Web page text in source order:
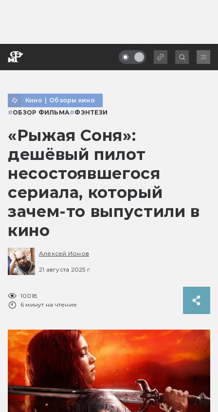
Кино | Обзоры кино
#ОБЗОР ФИЛЬМА#ФЭНТЕЗИ
«Рыжая Соня»:
дешёвый пилот
несостоявшегося
сериала, который
зачем-то выпустили в
кино
Алексей Ионов
21 августа 2025 г.
10018
6 минут на чтение